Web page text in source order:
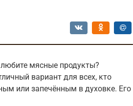
мясные продукты?
вариант для всех, кто
или запечённым в духовке. Его